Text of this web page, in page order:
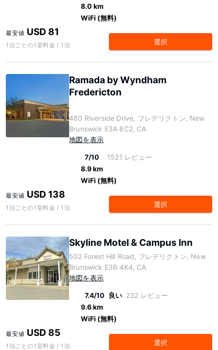
8.0 km
WiFi (無料)
最安値 USD 81
1泊ごとの1室料金 / 1泊 選択
Ramada by Wyndham
Fredericton
480 Riverside Drive, フレデリクトン, New
Brunswick E3A 8C2, CA
地図を表示
7/10
1521 レビュー
8.9 km
WiFi (無料)
最安値 USD 138
1泊ごとの1室料金 / 1泊 選択
Skyline Motel & Campus Inn
502 Forest Hill Road, フレデリクトン, New
Brunswick E3B 4K4, CA
地図を表示
7.4/10 良い 232 レビュー
9.6 km
WiFi (無料)
最安値 USD 85
1泊ごとの1室料金 / 1泊 選択